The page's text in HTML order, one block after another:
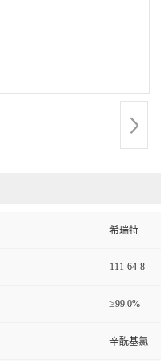
希瑞特
111-64-8
≥99.0%
辛酰基氯